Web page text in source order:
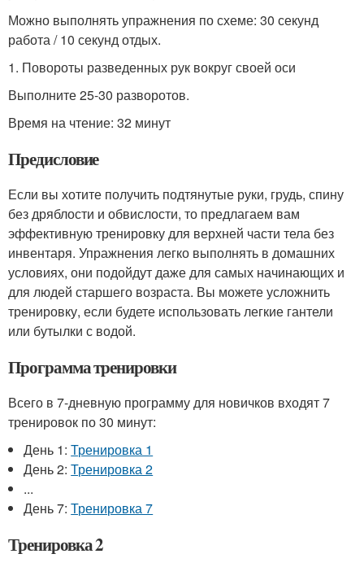
Можно выполнять упражнения по схеме: 30 секунд
работа / 10 секунд отдых.
1. Повороты разведенных рук вокруг своей оси
Выполните 25-30 разворотов.
Время на чтение: 32 минут
Предисловие
Если вы хотите получить подтянутые руки, грудь, спину
без дряблости и обвислости, то предлагаем вам
эффективную тренировку для верхней части тела без
инвентаря. Упражнения легко выполнять в домашних
условиях, они подойдут даже для самых начинающих и
для людей старшего возраста. Вы можете усложнить
тренировку, если будете использовать легкие гантели
или бутылки с водой.
Программа тренировки
Всего в 7-дневную программу для новичков входят 7
тренировок по 30 минут:
День 1:Тренировка 1
День 2:Тренировка 2
...
День 7:Тренировка 7
Тренировка 2